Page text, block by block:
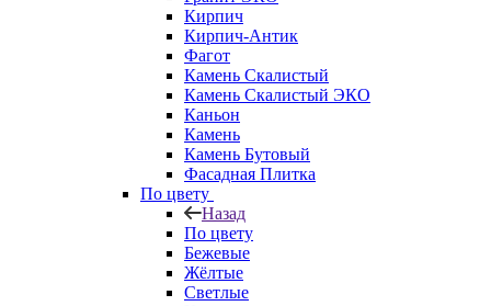
Кирпич
Кирпич-Антик
Фагот
Камень Скалистый
Камень Скалистый ЭКО
Каньон
Камень
Камень Бутовый
Фасадная Плитка
По цвету
Назад
По цвету
Бежевые
Жёлтые
Светлые